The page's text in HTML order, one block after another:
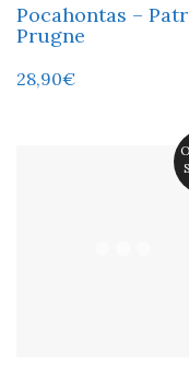
Pocahontas –
Prugne
28,90€